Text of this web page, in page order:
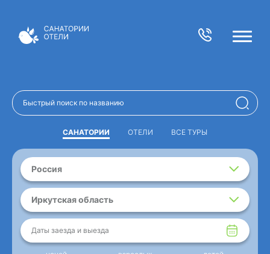
САНАТОРИИ ОТЕЛИ ВСЕ ТУРЫ
Россия
Иркутская область
Даты заезда и выезда